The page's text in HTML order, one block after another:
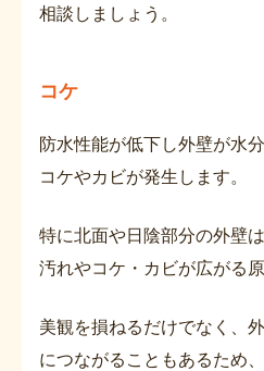
相談しましょう。
コケ
防水性能が低下し外壁が水
コケやカビが発生します。
特に北面や日陰部分の外壁
汚れやコケ・カビが広がる原
美観を損ねるだけでなく、
につながることもあるため